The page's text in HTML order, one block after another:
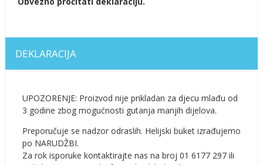
DEKLARACIJA
UPOZORENJE: Proizvod nije prikladan za djecu mlađu od
3 godine zbog mogućnosti gutanja manjih dijelova.
Preporučuje se nadzor odraslih. Helijski buket izrađujemo
po NARUDŽBI.
Za rok isporuke kontaktirajte nas na broj 01 6177 297 ili